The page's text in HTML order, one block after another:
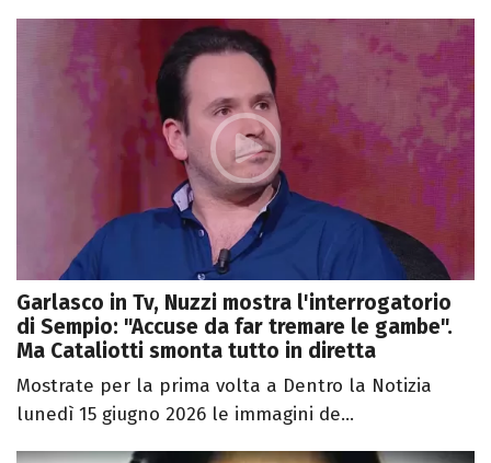
Garlasco in Tv, Nuzzi mostra l'interrogatorio
di Sempio: "Accuse da far tremare le gambe".
Ma Cataliotti smonta tutto in diretta
Mostrate per la prima volta a Dentro la Notizia
lunedì 15 giugno 2026 le immagini de...